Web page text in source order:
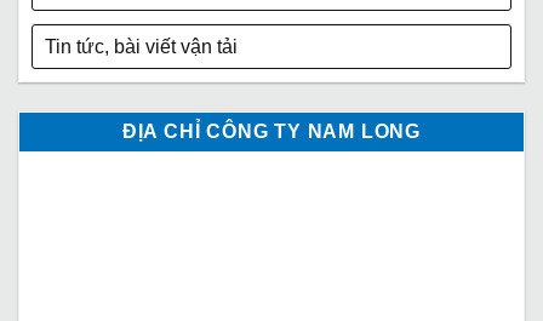
Tin tức, bài viết vận tải
ĐỊA CHỈ CÔNG TY NAM LONG